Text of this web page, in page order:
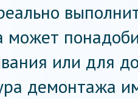
может
или для
демонтажа